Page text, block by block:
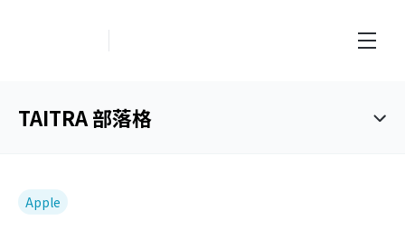
TAITRA 部落格
Apple